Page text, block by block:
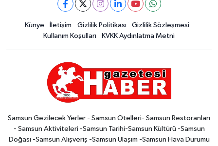
Künye İletişim Gizlilik Politikası
Gizlilik Sözleşmesi
Kullanım Koşulları
KVKK Aydınlatma Metni
Samsun Gezilecek Yerler - Samsun Otelleri- Samsun Restoranları
- Samsun Aktiviteleri -Samsun Tarihi-Samsun Kültürü -Samsun
Doğası -Samsun Alışveriş -Samsun Ulaşım -Samsun Hava Durumu